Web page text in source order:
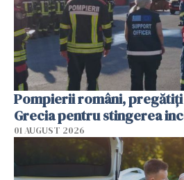
Pompierii români,
Grecia pentru stingerea
01 AUGUST 2026